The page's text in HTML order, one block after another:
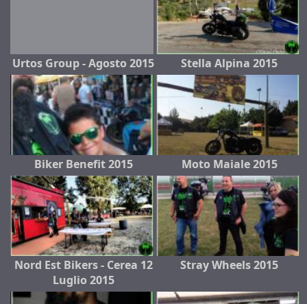
Urtos Group - Agosto 2015 Stella Alpina 2015
Biker Benefit 2015 Moto Maiale 2015
Nord Est Bikers - Cerea 12
Luglio 2015
Stray Wheels 2015